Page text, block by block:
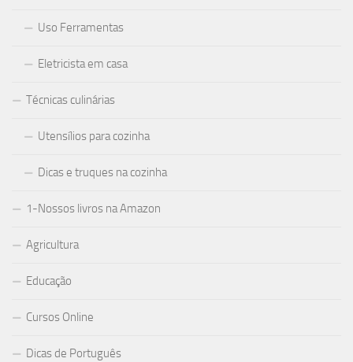
Uso Ferramentas
Eletricista em casa
Técnicas culinárias
Utensílios para cozinha
Dicas e truques na cozinha
1-Nossos livros na Amazon
Agricultura
Educação
Cursos Online
Dicas de Português